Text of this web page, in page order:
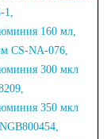
1,
160 мл,
CS-NA-076,
300 мкл
350 мкл